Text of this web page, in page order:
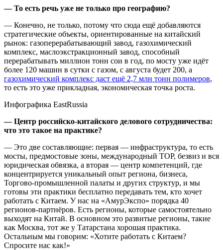
— То есть речь уже не только про географию?
— Конечно, не только, потому что сюда ещё добавляются
стратегические объекты, ориентированные на китайский
рынок: газоперерабатывающий завод, газохимический
комплекс, маслоэкстракционный завод, способный
перерабатывать миллион тонн сои в год, по мосту уже идёт
более 120 машин в сутки с газом, с августа будет 200, а
газохимический комплекс даст ещё 2,7 млн тонн полимеров,
то есть это уже прикладная, экономическая точка роста.
Инфографика EastRussia
— Центр российско-китайского делового сотрудничества:
что это такое на практике?
— Это две составляющие: первая — инфраструктура, то есть
мосты, предмостовые зоны, международный ТОР, безвиз и вся
юридическая обвязка, а вторая — центр компетенций, где
концентрируется уникальный опыт региона, бизнеса,
Торгово-промышленной палаты и других структур, и мы
готовы эти практики бесплатно передавать тем, кто хочет
работать с Китаем. У нас на «АмурЭкспо» порядка 40
регионов-партнёров. Есть регионы, которые самостоятельно
выходят на Китай. В основном это развитые регионы, такие
как Москва, тот же у Татарстана хорошая практика.
Остальным мы говорим: «Хотите работать с Китаем?
Спросите нас как!»